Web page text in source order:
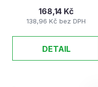
138,96 Kč bez DPH
168,14 Kč
DETAIL